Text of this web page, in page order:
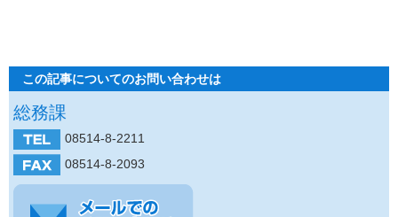
この記事についてのお問い合わせは
総務課
08514-8-2211
08514-8-2093